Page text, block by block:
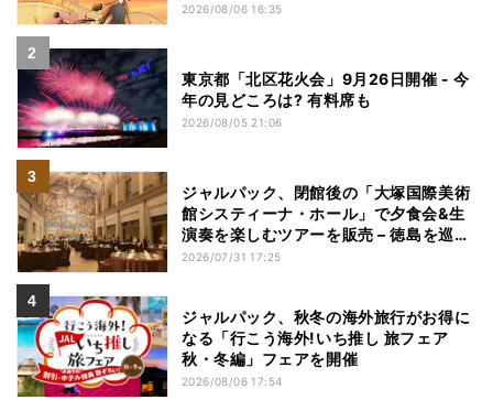
2026/08/06 16:35
東京都「北区花火会」9月26日開催 - 今
年の見どころは? 有料席も
2026/08/05 21:06
ジャルパック、閉館後の「大塚国際美術
館システィーナ・ホール」で夕食会&生
演奏を楽しむツアーを販売 – 徳島を巡る
5つのコース
2026/07/31 17:25
ジャルパック、秋冬の海外旅行がお得に
なる「行こう海外!いち推し 旅フェア
秋・冬編」フェアを開催
2026/08/06 17:54